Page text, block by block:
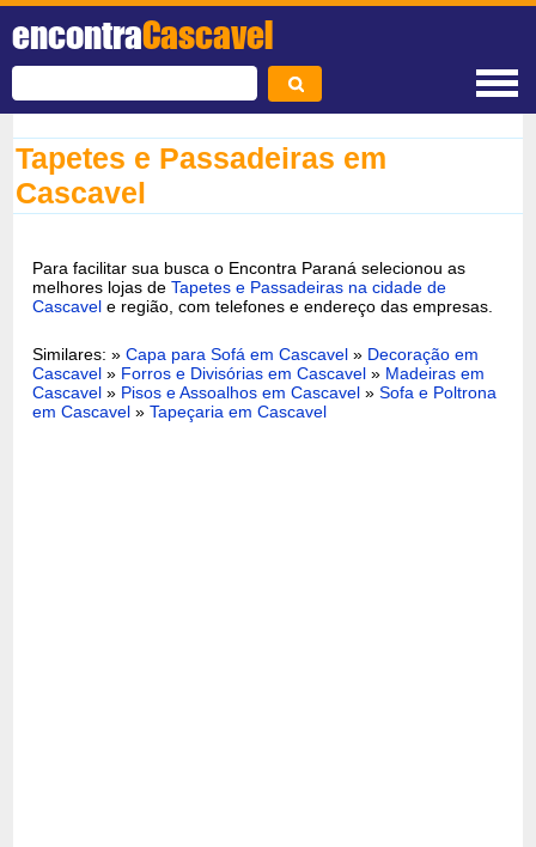
encontraCascavel
Tapetes e Passadeiras em
Cascavel
Para facilitar sua busca o Encontra Paraná selecionou as
melhores lojas deTapetes e Passadeiras na cidade de
Cascavel e região, com telefones e endereço das empresas.
Similares: »Capa para Sofá em Cascavel » Decoração em
Cascavel » Forros e Divisórias em Cascavel » Madeiras em
Cascavel » Pisos e Assoalhos em Cascavel »Sofa e Poltrona
em Cascavel »Tapeçaria em Cascavel